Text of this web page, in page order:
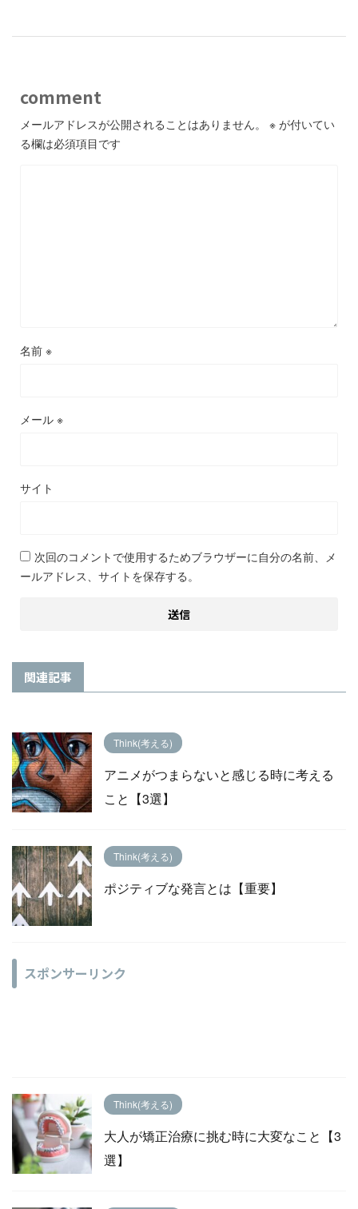
comment
メールアドレスが公開されることはありません。 ※ が付いてい
る欄は必須項目です
名前 ※
メール ※
サイト
次回のコメントで使用するためブラウザーに自分の名前、メ
ールアドレス、サイトを保存する。
関連記事
Think(考える)
アニメがつまらないと感じる時に考える
こと【3選】
Think(考える)
ポジティブな発言とは【重要】
スポンサーリンク
Think(考える)
大人が矯正治療に挑む時に大変なこと【3
選】